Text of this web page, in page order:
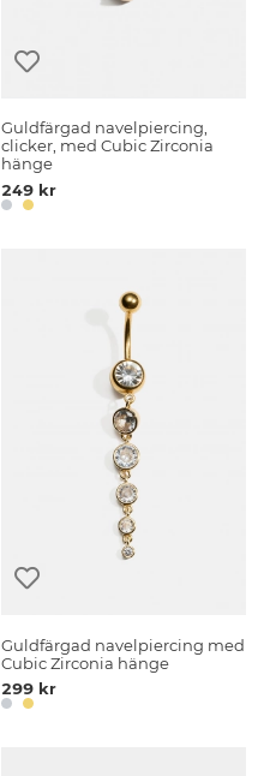
Guldfärgad navelpiercing,
clicker, med Cubic Zirconia
hänge
249 kr
Guldfärgad navelpiercing med
Cubic Zirconia hänge
299 kr